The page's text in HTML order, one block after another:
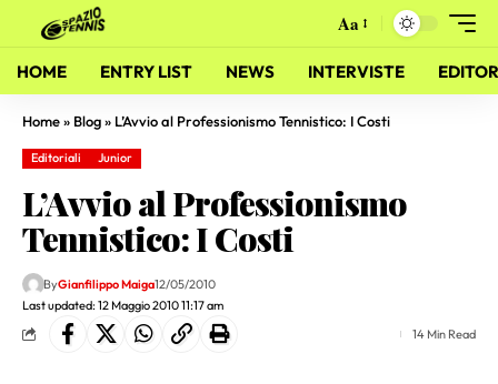
Aa
HOME ENTRY LIST NEWS INTERVISTE
Home» Blog» L’Avvio al Professionismo Tennistico: I Costi
Editoriali Junior
L’Avvio al Professionismo
Tennistico: I Costi
Last updated: 12 Maggio 2010 11:17 am
ByGianfilippo Maiga12/05/2010
14 Min Read